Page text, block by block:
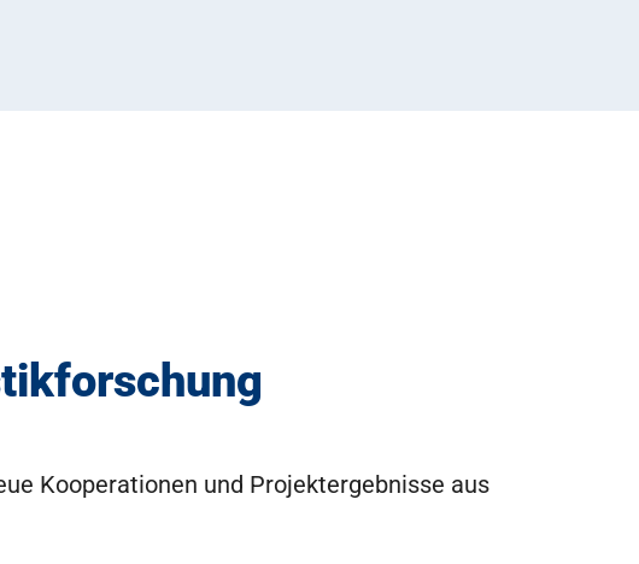
Kooperationen und Projektergebnisse aus